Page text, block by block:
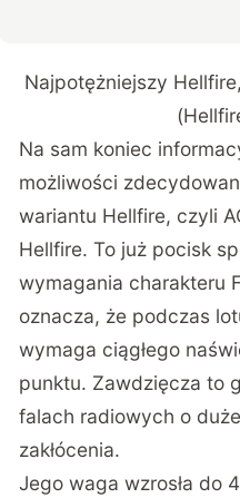
Najpotężniejszy
Na sam koniec
możliwości
wariantu Hellfire, czyli
Hellfire. To już pocisk
wymagania charakteru
oznacza, że podczas
wymaga ciągłego
punktu. Zawdzięcza to
falach radiowych o
zakłócenia.
Jego waga wzrosła do